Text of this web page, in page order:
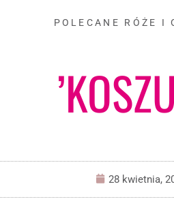
POLECANE RÓŻE I
28 kwietnia,